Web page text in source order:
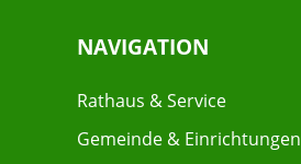
NAVIGATION
Rathaus & Service
Gemeinde & Einrichtungen